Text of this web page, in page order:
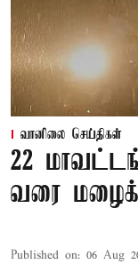
வானிலை செய்திகள்
22
வரை
Published on: 06 Aug